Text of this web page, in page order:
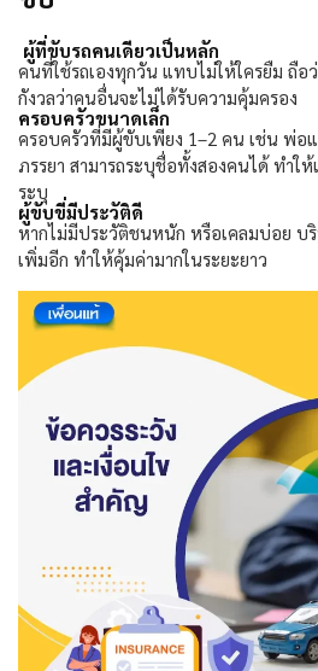
ผู้ที่ขับรถคนเดียวเป็นหลัก
คนที่ใช้รถเองทุกวัน แทบไม่ให้ใครยืม ถือ
กังวลว่าคนอื่นจะไม่ได้รับความคุ้มครอง
ครอบครัวขนาดเล็ก
ครอบครัวที่มีผู้ขับเพียง 1–2 คน เช่น พ่อ
ภรรยา สามารถระบุชื่อทั้งสองคนได้ ทำใ
ระบุ
ผู้ขับขี่มีประวัติดี
หากไม่มีประวัติชนหนัก หรือเคลมบ่อย บ
เพิ่มอีก ทำให้คุ้มค่ามากในระยะยาว